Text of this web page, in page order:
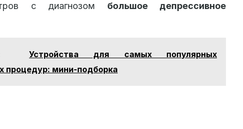
с диагнозом большое депрессивное
Устройства для самых популярных
процедур: мини-подборка